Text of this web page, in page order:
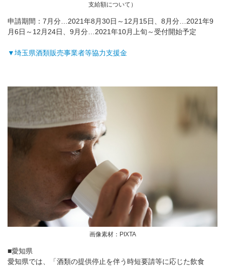
支給額について）
申請期間：7月分…2021年8月30日～12月15日、8月分…2021年9
月6日～12月24日、9月分…2021年10月上旬～受付開始予定
▼埼玉県酒類販売事業者等協力支援金
画像素材：PIXTA
■愛知県
愛知県では、「酒類の提供停止を伴う時短要請等に応じた飲食